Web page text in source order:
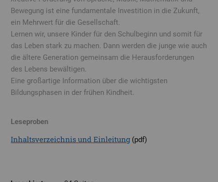
Bewegung ist eine fundamentale Investition in die Zukunft,
ein Mehrwert für die Gesellschaft.
Lernen wir, unsere Kinder für den Schulbeginn und somit für
das Leben stark zu machen. Dann werden die junge wie auch
die ältere Generation gemeinsam die Herausforderungen
des Lebens bewältigen.
Eine großartige Information über die wichtigsten
Bildungsphasen in der frühen Kindheit.
Leseproben
Inhaltsverzeichnis und Einleitung(pdf)